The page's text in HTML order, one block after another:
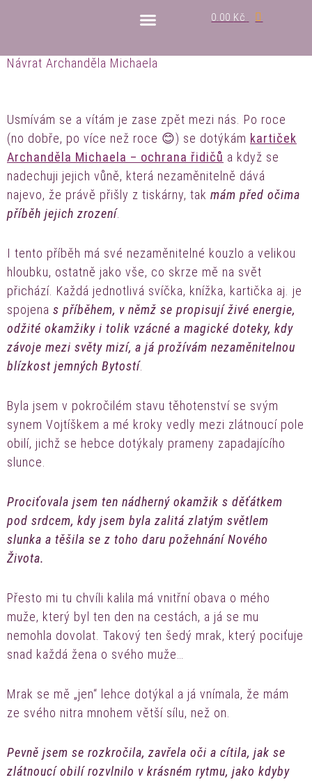
0.00 Kč
Návrat Archanděla Michaela
Usmívám se a vítám je zase zpět mezi nás. Po roce
(no dobře, po více než roce 😊) se dotýkám kartiček
Archanděla Michaela – ochrana řidičů a když se
nadechuji jejich vůně, která nezaměnitelně dává
najevo, že právě přišly z tiskárny, tak mám před očima
příběh jejich zrození.
I tento příběh má své nezaměnitelné kouzlo a velikou
hloubku, ostatně jako vše, co skrze mě na svět
přichází. Každá jednotlivá svíčka, knížka, kartička aj. je
spojena s příběhem, v němž se propisují živé energie,
odžité okamžiky i tolik vzácné a magické doteky, kdy
závoje mezi světy mizí, a já prožívám nezaměnitelnou
blízkost jemných Bytostí.
Byla jsem v pokročilém stavu těhotenství se svým
synem Vojtíškem a mé kroky vedly mezi zlátnoucí pole
obilí, jichž se hebce dotýkaly prameny zapadajícího
slunce.
Prociťovala jsem ten nádherný okamžik s děťátkem
pod srdcem, kdy jsem byla zalitá zlatým světlem
slunka a těšila se z toho daru požehnání Nového
Života.
Přesto mi tu chvíli kalila má vnitřní obava o mého
muže, který byl ten den na cestách, a já se mu
nemohla dovolat. Takový ten šedý mrak, který pociťuje
snad každá žena o svého muže…
Mrak se mě „jen“ lehce dotýkal a já vnímala, že mám
ze svého nitra mnohem větší sílu, než on.
Pevně jsem se rozkročila, zavřela oči a cítila, jak se
zlátnoucí obilí rozvlnilo v krásném rytmu, jako kdyby